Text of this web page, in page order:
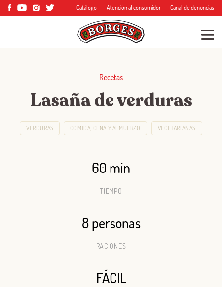
Catálogo Atención al consumidor Canal de denuncias
Recetas
Lasaña de verduras
VERDURAS COMIDA, CENA Y ALMUERZO VEGETARIANAS
60 min
TIEMPO
8 personas
RACIONES
FÁCIL